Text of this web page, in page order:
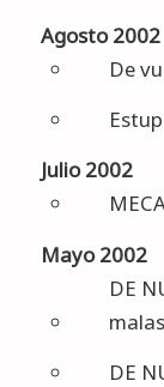
Agosto 2002
De
Julio 2002
Mayo 2002
DE
DE